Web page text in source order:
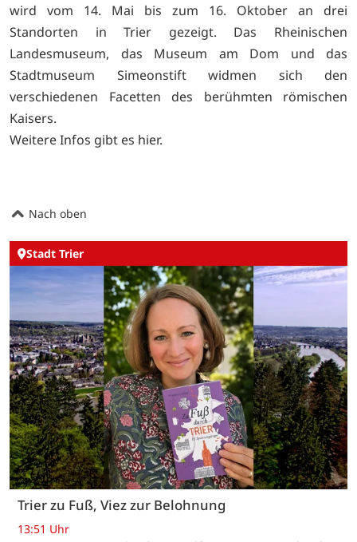
wird vom 14. Mai bis zum 16. Oktober an drei
Standorten in Trier gezeigt. Das Rheinischen
Landesmuseum, das Museum am Dom und das
Stadtmuseum Simeonstift widmen sich den
verschiedenen Facetten des berühmten römischen
Kaisers.
Weitere Infos gibt es hier.
Nach oben
Stadt Trier
Trier zu Fuß, Viez zur Belohnung
13:51 Uhr